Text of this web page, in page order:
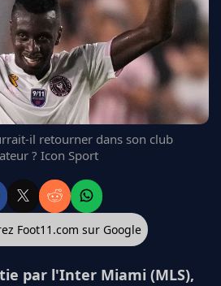
il retourner dans son club
? Icon Sport
Foot11.com sur Google
par l'Inter Miami (MLS),